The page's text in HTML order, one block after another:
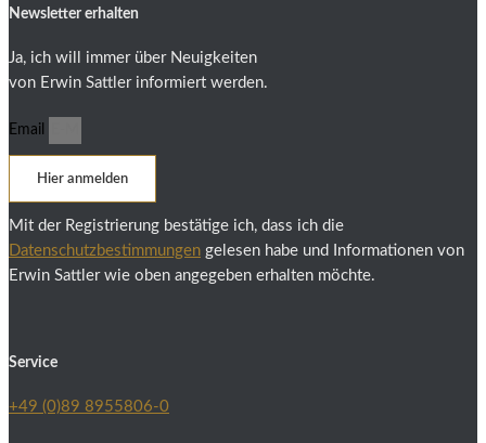
Newsletter erhalten
Ja, ich will immer über Neuigkeiten
von Erwin Sattler informiert werden.
Email
Hier anmelden
Mit der Registrierung bestätige ich, dass ich die
Datenschutzbestimmungen gelesen habe und Informationen von
Erwin Sattler wie oben angegeben erhalten möchte.
Service
+49 (0)89 8955806-0